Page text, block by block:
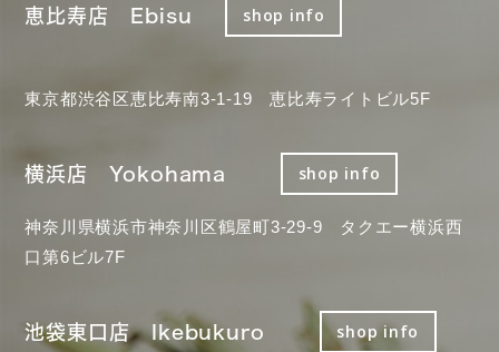
恵比寿店 Ebisu shop info
東京都渋谷区恵比寿南3-1-19 恵比寿ライトビル5F
横浜店 Yokohama shop info
神奈川県横浜市神奈川区鶴屋町3-29-9 タクエー横浜西
口第6ビル7F
池袋東口店 Ikebukuro shop info